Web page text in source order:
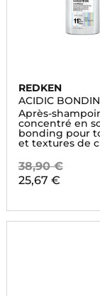
REDKEN
ACIDIC
CONCENTRATE
Après-
concentré en
bonding pour
et textures de
38,90 €
25,67 €